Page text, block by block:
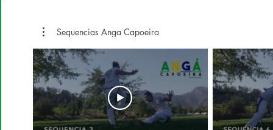
Sequencias Anga Capoeira